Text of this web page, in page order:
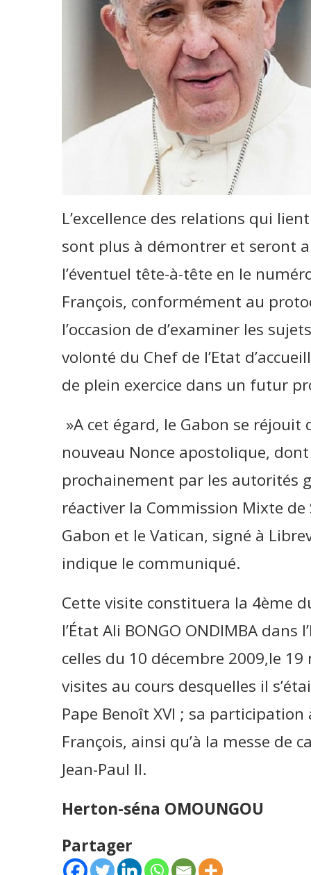
L’excellence des relations qui
sont plus à démontrer et seront
l’éventuel tête-à-tête en le
François, conformément au
l’occasion de d’examiner les
volonté du Chef de l’Etat
de plein exercice dans un futur
»A cet égard, le Gabon se
nouveau Nonce apostolique,
prochainement par les autorités
réactiver la Commission Mixte de
Gabon et le Vatican, signé à
indique le communiqué.
Cette visite constituera la 4ème
l’État Ali BONGO ONDIMBA
celles du 10 décembre 2009,le
visites au cours desquelles il
Pape Benoît XVI ; sa
François, ainsi qu’à la messe de
Jean-Paul II.
Herton-séna OMOUNGOU
Partager